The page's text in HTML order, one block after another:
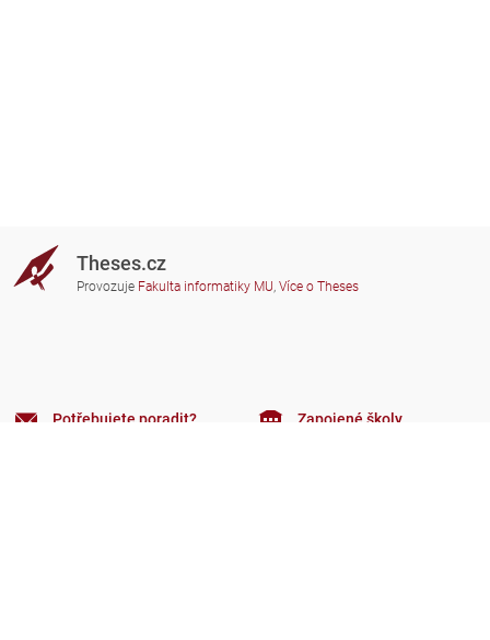
Theses.cz
Provozuje Fakulta informatiky MU, Více o Theses
Potřebujete poradit? Zapojené školy